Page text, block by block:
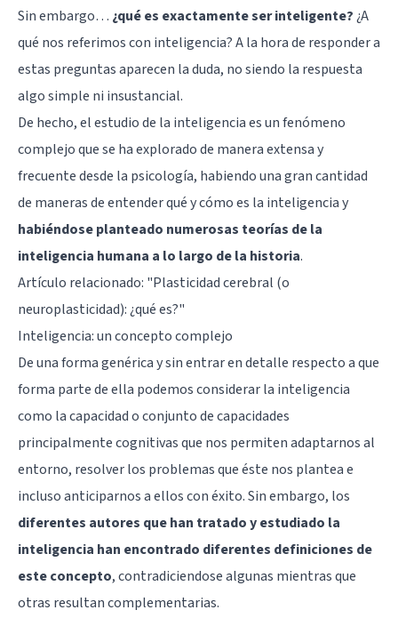
Sin embargo… ¿qué es exactamente ser inteligente?¿A
qué nos referimos con inteligencia? A la hora de responder a
estas preguntas aparecen la duda, no siendo la respuesta
algo simple ni insustancial.
De hecho, el estudio de la inteligencia es un fenómeno
complejo que se ha explorado de manera extensa y
frecuente desde la psicología, habiendo una gran cantidad
de maneras de entender qué y cómo es la inteligencia y
habiéndose planteado numerosas teorías de la
inteligencia humana a lo largo de la historia.
Artículo relacionado: "Plasticidad cerebral (o
neuroplasticidad): ¿qué es?"
Inteligencia: un concepto complejo
De una forma genérica y sin entrar en detalle respecto a que
forma parte de ella podemos considerar la inteligencia
como la capacidad o conjunto de capacidades
principalmente cognitivas que nos permiten adaptarnos al
entorno, resolver los problemas que éste nos plantea e
incluso anticiparnos a ellos con éxito. Sin embargo, los
diferentes autores que han tratado y estudiado la
inteligencia han encontrado diferentes definiciones de
este concepto, contradiciendose algunas mientras que
otras resultan complementarias.